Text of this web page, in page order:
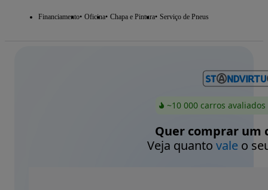
Financiamento Oficina Chapa e Pintura Serviço de Pneus
~10 000 carros
Quer comprar um
Veja quanto valeo